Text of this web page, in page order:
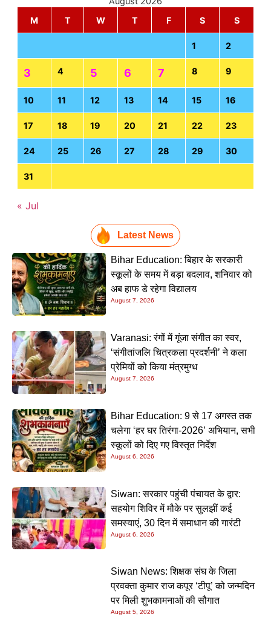
M
T W T F S S
1 2
3 4 5 6 7 8 9
10 11 12 13 14 15 16
17 18 19 20 21 22 23
24 25 26 27 28 29 30
31
« Jul
Latest News
Bihar Education: बिहार के सरकारी
स्कूलों के समय में बड़ा बदलाव, शनिवार को
अब हाफ डे रहेगा विद्यालय
August 7, 2026
Varanasi: रंगों में गूंजा संगीत का स्वर,
‘संगीतांजलि चित्रकला प्रदर्शनी’ ने कला
प्रेमियों को किया मंत्रमुग्ध
August 7, 2026
Bihar Education: 9 से 17 अगस्त तक
चलेगा ‘हर घर तिरंगा-2026’ अभियान, सभी
स्कूलों को दिए गए विस्तृत निर्देश
August 6, 2026
Siwan: सरकार पहुंची पंचायत के द्वार:
सहयोग शिविर में मौके पर सुलझीं कई
समस्याएं, 30 दिन में समाधान की गारंटी
August 6, 2026
Siwan News: शिक्षक संघ के जिला
प्रवक्ता कुमार राज कपूर ‘टीपू’ को जन्मदिन
पर मिली शुभकामनाओं की सौगात
August 5, 2026